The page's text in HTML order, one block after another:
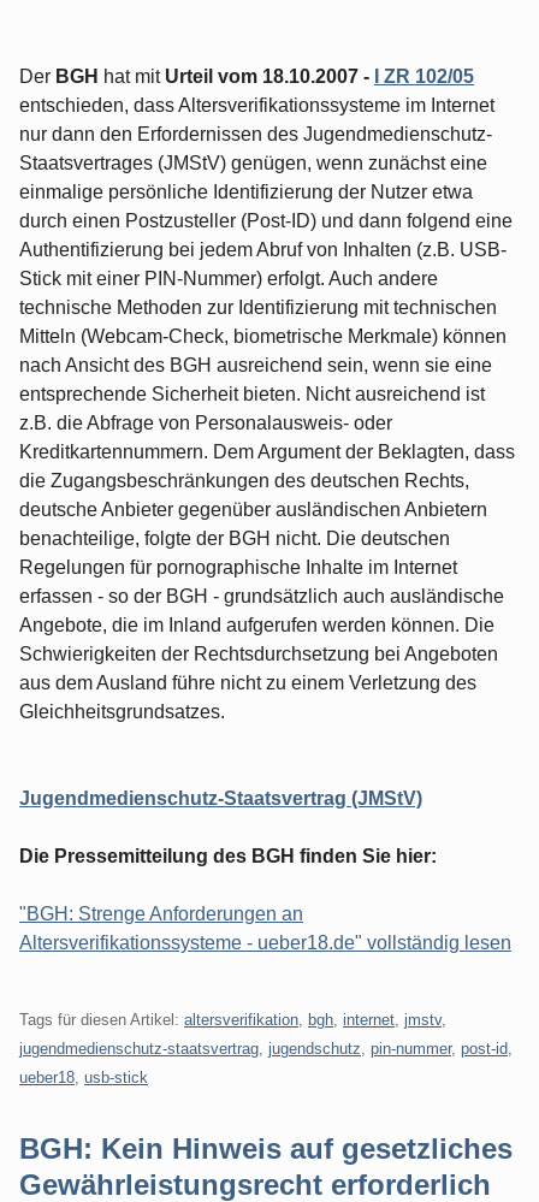
Der BGH hat mit Urteil vom 18.10.2007 -
I ZR 102/05
entschieden, dass Altersverifikationssysteme im Internet
nur dann den Erfordernissen des Jugendmedienschutz-
Staatsvertrages (JMStV) genügen, wenn zunächst eine
einmalige persönliche Identifizierung der Nutzer etwa
durch einen Postzusteller (Post-ID) und dann folgend eine
Authentifizierung bei jedem Abruf von Inhalten (z.B. USB-
Stick mit einer PIN-Nummer) erfolgt. Auch andere
technische Methoden zur Identifizierung mit technischen
Mitteln (Webcam-Check, biometrische Merkmale) können
nach Ansicht des BGH ausreichend sein, wenn sie eine
entsprechende Sicherheit bieten. Nicht ausreichend ist
z.B. die Abfrage von Personalausweis- oder
Kreditkartennummern. Dem Argument der Beklagten, dass
die Zugangsbeschränkungen des deutschen Rechts,
deutsche Anbieter gegenüber ausländischen Anbietern
benachteilige, folgte der BGH nicht. Die deutschen
Regelungen für pornographische Inhalte im Internet
erfassen - so der BGH - grundsätzlich auch ausländische
Angebote, die im Inland aufgerufen werden können. Die
Schwierigkeiten der Rechtsdurchsetzung bei Angeboten
aus dem Ausland führe nicht zu einem Verletzung des
Gleichheitsgrundsatzes.
Jugendmedienschutz-Staatsvertrag (JMStV)
Die Pressemitteilung des BGH finden Sie hier:
"BGH: Strenge Anforderungen an
Altersverifikationssysteme - ueber18.de" vollständig lesen
Tags für diesen Artikel: altersverifikation bgh internet jmstv,
jugendmedienschutz-staatsvertrag jugendschutz pin-nummer, post-id
ueber18 usb-stick
BGH: Kein Hinweis auf gesetzliches
Gewährleistungsrecht erforderlich